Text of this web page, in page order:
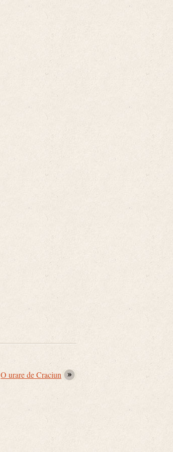
O urare de Craciun